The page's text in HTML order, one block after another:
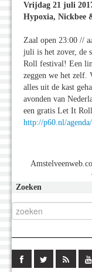
Vrijdag 21 juli
Hypoxia, Nickbee
Zaal open 23:00 //
juli is het zover, de
Roll festival! Een
zeggen we het zelf.
alles uit de kast
avonden van
een gratis Let It
http://p60.nl/
Zoeken